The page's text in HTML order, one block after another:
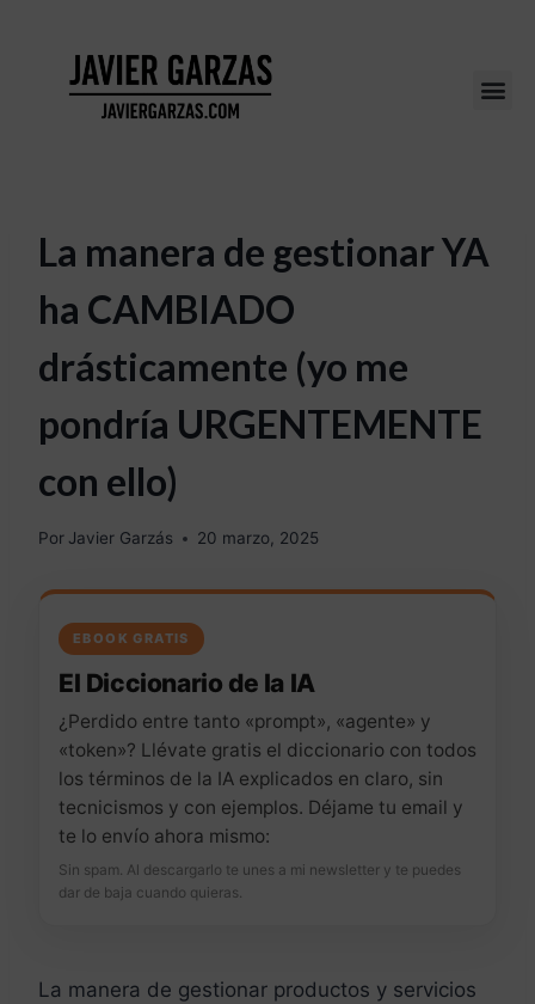
La manera de gestionar YA
ha CAMBIADO
drásticamente (yo me
pondría URGENTEMENTE
con ello)
Por Javier Garzás 20 marzo, 2025
EBOOK GRATIS
El Diccionario de la IA
¿Perdido entre tanto «prompt», «agente» y
«token»? Llévate gratis el diccionario con todos
los términos de la IA explicados en claro, sin
tecnicismos y con ejemplos. Déjame tu email y
te lo envío ahora mismo:
Sin spam. Al descargarlo te unes a mi newsletter y te puedes
dar de baja cuando quieras.
La manera de gestionar productos y servicios